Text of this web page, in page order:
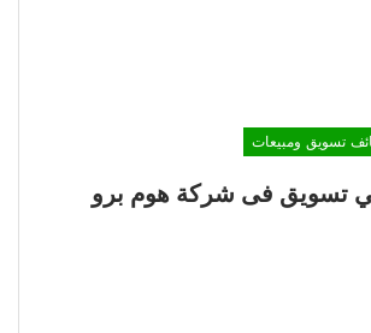
تسويق ومبيعات
تسويق فى شركة هوم برو